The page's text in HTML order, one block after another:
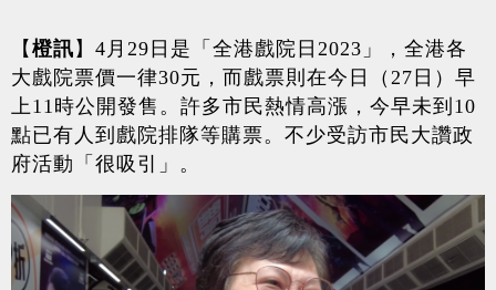
【 橙訊 】4月29日是「全港戲院日2023」，全港各
大戲院票價一律30元，而戲票則在今日（27日）早
上11時公開發售。許多市民熱情高漲，今早未到10
點已有人到戲院排隊等購票。不少受訪市民大讚政
府活動「很吸引」。